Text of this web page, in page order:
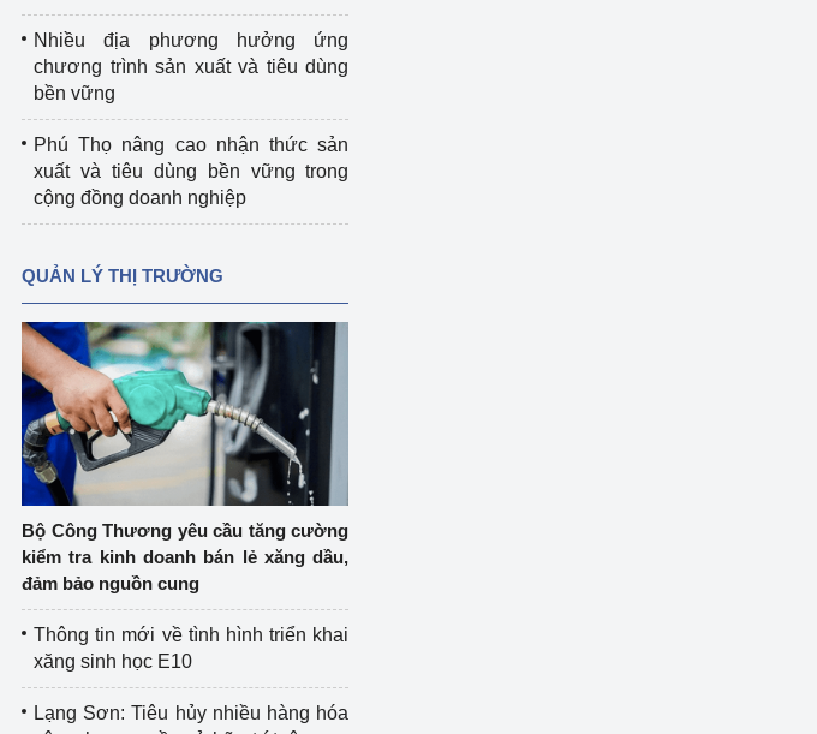
Nhiều địa phương hưởng ứng
chương trình sản xuất và tiêu dùng
bền vững
Phú Thọ nâng cao nhận thức sản
xuất và tiêu dùng bền vững trong
cộng đồng doanh nghiệp
QUẢN LÝ THỊ TRƯỜNG
Bộ Công Thương yêu cầu tăng cường
kiểm tra kinh doanh bán lẻ xăng dầu,
đảm bảo nguồn cung
Thông tin mới về tình hình triển khai
xăng sinh học E10
Lạng Sơn: Tiêu hủy nhiều hàng hóa